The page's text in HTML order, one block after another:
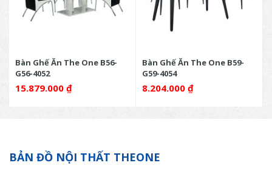
Bàn Ghế Ăn The One B56-
G56-4052
15.879.000 ₫
Bàn Ghế Ăn The One B59-
G59-4054
8.204.000 ₫
BẢN ĐỒ NỘI THẤT THEONE